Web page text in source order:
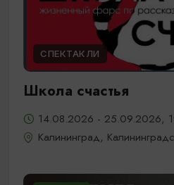
СПЕКТАКЛИ
Школа счастья
14.08.2026 - 25.09.2026,
Калининград,